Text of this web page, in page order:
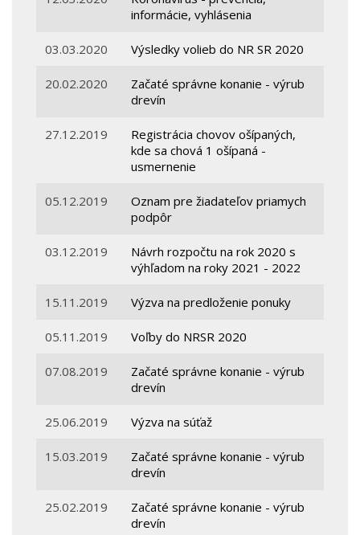
informácie, vyhlásenia
03.03.2020 Výsledky volieb do NR SR 2020
20.02.2020
Začaté správne konanie - výrub
drevín
27.12.2019
Registrácia chovov ošípaných,
kde sa chová 1 ošípaná -
usmernenie
05.12.2019
Oznam pre žiadateľov priamych
podpôr
03.12.2019
Návrh rozpočtu na rok 2020 s
výhľadom na roky 2021 - 2022
15.11.2019 Výzva na predloženie ponuky
05.11.2019 Voľby do NRSR 2020
07.08.2019
Začaté správne konanie - výrub
drevín
25.06.2019 Výzva na súťaž
15.03.2019
Začaté správne konanie - výrub
drevín
25.02.2019
Začaté správne konanie - výrub
drevín